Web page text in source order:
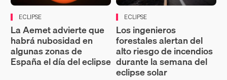
ECLIPSE
La Aemet advierte que
habrá nubosidad en
algunas zonas de
España el día del eclipse
ECLIPSE
Los ingenieros
forestales alertan del
alto riesgo de incendios
durante la semana del
eclipse solar